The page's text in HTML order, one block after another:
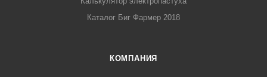
Каталог Биг Фармер 2018
КОМПАНИЯ